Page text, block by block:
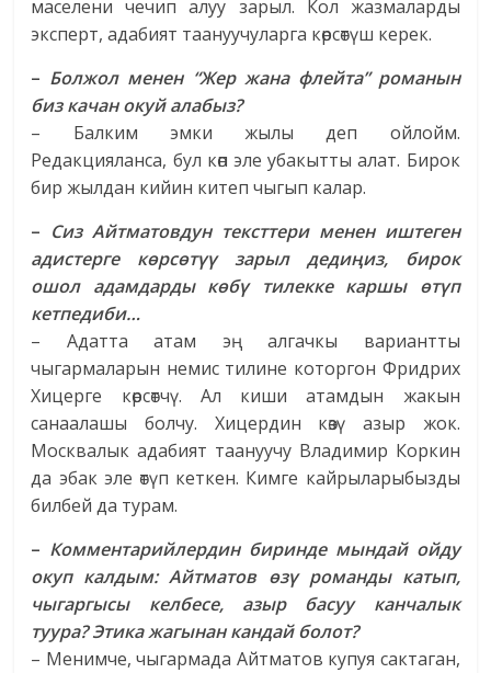
маселени чечип алуу зарыл. Кол жазмаларды
эксперт, адабият таануучуларга көрсөтүш керек.
– Болжол менен “Жер жана флейта” романын
биз качан окуй алабыз?
– Балким эмки жылы деп ойлойм.
Редакцияланса, бул көп эле убакытты алат. Бирок
бир жылдан кийин китеп чыгып калар.
– Сиз Айтматовдун тексттери менен иштеген
адистерге көрсөтүү зарыл дедиңиз, бирок
ошол адамдарды көбү тилекке каршы өтүп
кетпедиби…
– Адатта атам эң алгачкы вариантты
чыгармаларын немис тилине которгон Фридрих
Хицерге көрсөтчү. Ал киши атамдын жакын
санаалашы болчу. Хицердин көзү азыр жок.
Москвалык адабият таануучу Владимир Коркин
да эбак эле өтүп кеткен. Кимге кайрыларыбызды
билбей да турам.
– Комментарийлердин биринде мындай ойду
окуп калдым: Айтматов өзү романды катып,
чыгаргысы келбесе, азыр басуу канчалык
туура? Этика жагынан кандай болот?
– Менимче, чыгармада Айтматов купуя сактаган,